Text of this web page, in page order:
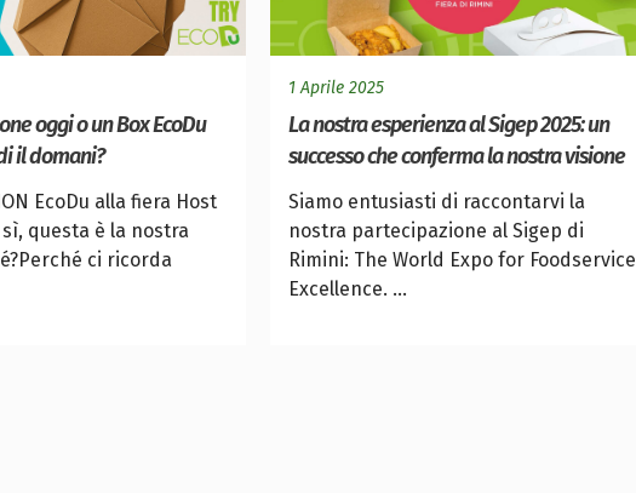
oggi o un Box EcoDu
il domani?
EcoDu alla fiera Host
sì, questa è la nostra
ci ricorda
1 Aprile 2025
La nostra esperienza al Sigep 2025: un
successo che conferma la nostra visione
Siamo entusiasti di raccontarvi la
nostra partecipazione al Sigep di
Rimini: The World Expo for Foodservice
Excellence. ...